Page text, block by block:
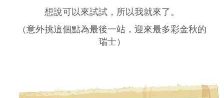
想說可以來試試，所以我就來了。
（意外挑這個點為最後一站，迎來最多彩金秋的
瑞士）